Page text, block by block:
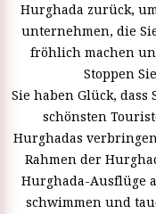
Hurghada zurück,
unternehmen, die
fröhlich machen
Stoppen
Sie haben Glück,
schönsten
Hurghadas
Rahmen der
Hurghada-Ausflüge
schwimmen und